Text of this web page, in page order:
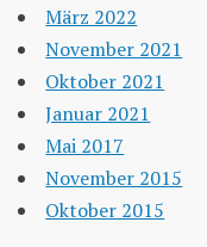
März 2022
November 2021
Oktober 2021
Januar 2021
Mai 2017
November 2015
Oktober 2015